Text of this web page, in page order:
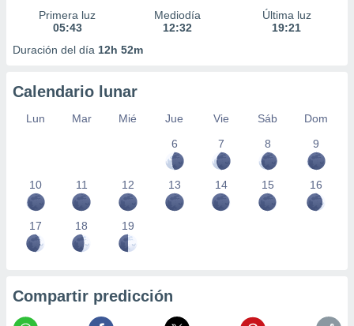
Primera luz
05:43
Mediodía
12:32
Última luz
19:21
Duración del día 12h 52m
Calendario lunar
Lun Mar Mié Jue Vie Sáb
Dom
6
7 8 9
10 11 12 13 14 15 16
17 18 19
Compartir predicción